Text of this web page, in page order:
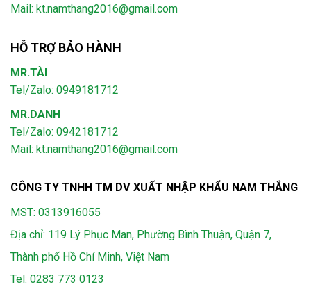
Mail: kt.namthang2016@gmail.com
HỖ TRỢ BẢO HÀNH
MR.TÀI
Tel/Zalo: 0949181712
MR.DANH
Tel/Zalo: 0942181712
Mail: kt.namthang2016@gmail.com
CÔNG TY TNHH TM DV XUẤT NHẬP KHẨU NAM THẮNG
MST: 0313916055
Địa chỉ: 119 Lý Phục Man, Phường Bình Thuận, Quận 7,
Thành phố Hồ Chí Minh, Việt Nam
Tel: 0283 773 0123